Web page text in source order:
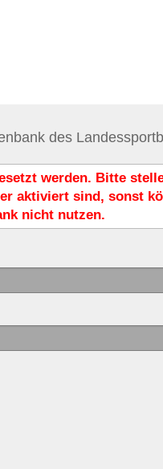
des
werden. Bitte
aktiviert sind, sonst
nicht nutzen.